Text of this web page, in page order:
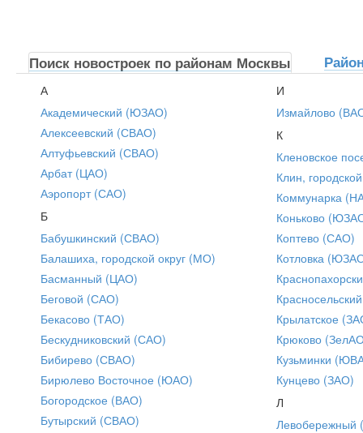
Поиск новостроек по районам Москвы
А
Академический (ЮЗАО)
Алексеевский (СВАО)
Алтуфьевский (СВАО)
Арбат (ЦАО)
Аэропорт (САО)
Б
Бабушкинский (СВАО)
Балашиха, городской округ (МО)
Басманный (ЦАО)
Беговой (САО)
Бекасово (ТАО)
Бескудниковский (САО)
Бибирево (СВАО)
Бирюлево Восточное (ЮАО)
Богородское (ВАО)
Бутырский (СВАО)
И
Измайлово
К
Кленовское
Клин,
Коммунарка
Коньково
Коптево (САО)
Котловка
Крылатское
Крюково
Кузьминки
Кунцево (ЗАО)
Л